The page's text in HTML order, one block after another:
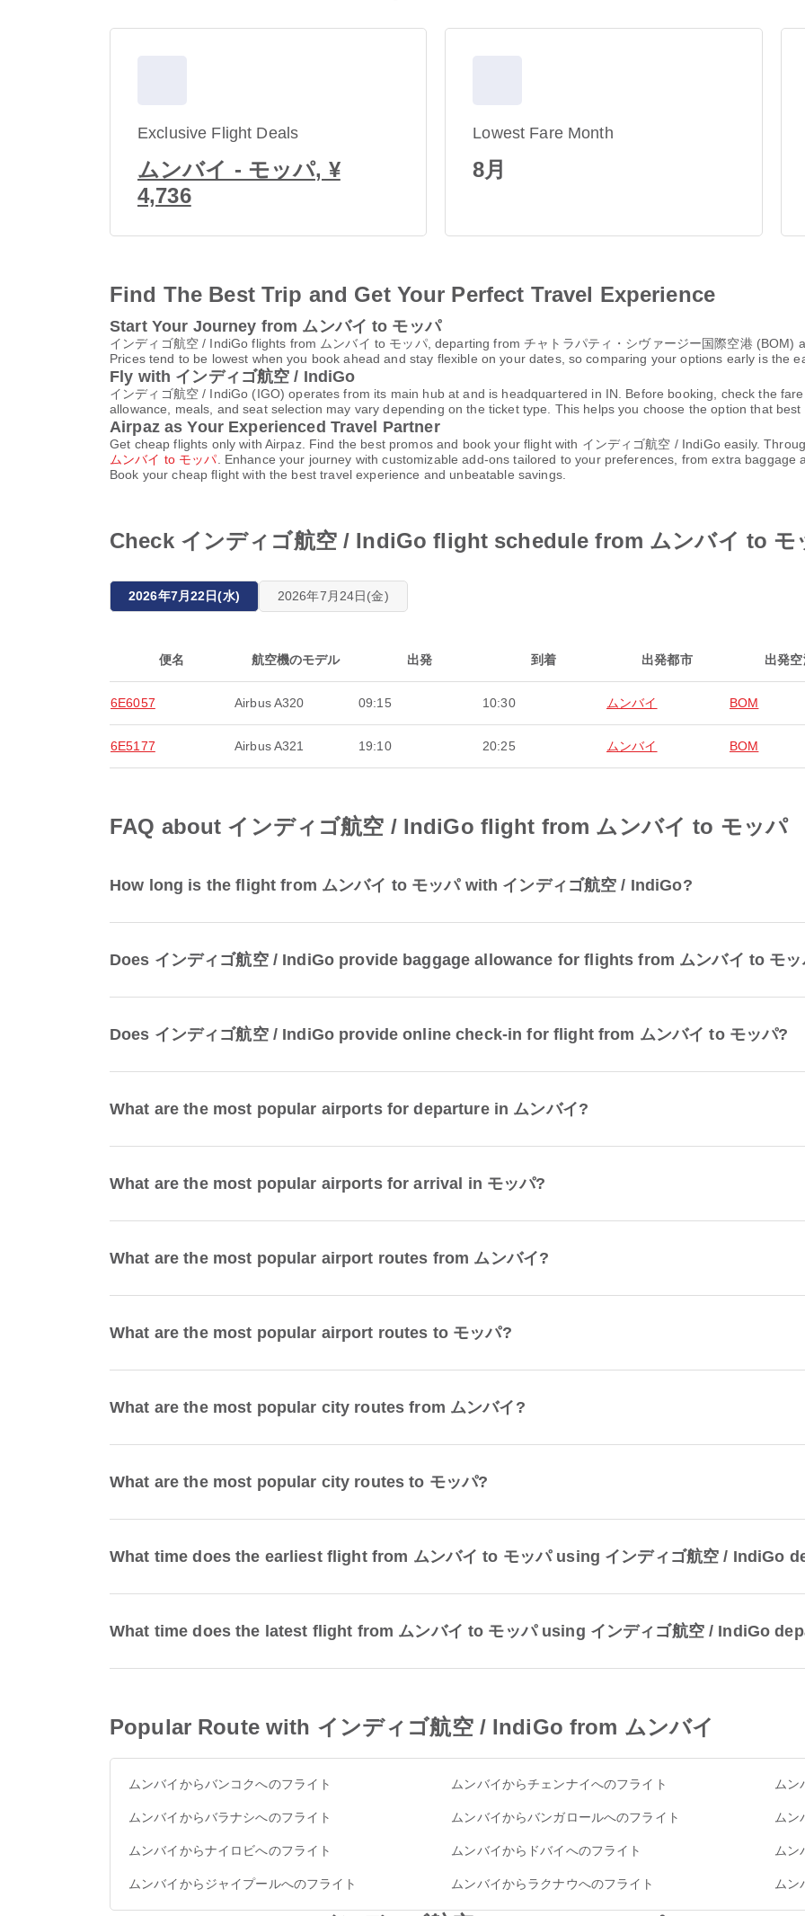
Exclusive Flight Deals
ムンバイ - モッパ, ¥
4,736
Lowest Fare Month
8月
Find The Best Trip and Get Your Perfect Travel Experience
Start Your Journey from ムンバイ to モッパ
インディゴ航空 / IndiGo flights from ムンバイ to モッパ, departing from チャトラパティ・シヴァージー国際空港 (BOM)
Prices tend to be lowest when you book ahead and stay flexible on your dates, so comparing your options early is the
Fly with インディゴ航空 / IndiGo
インディゴ航空 / IndiGo (IGO) operates from its main hub at and is headquartered in IN. Before booking, check the
allowance, meals, and seat selection may vary depending on the ticket type. This helps you choose the option that best
Airpaz as Your Experienced Travel Partner
Get cheap flights only with Airpaz. Find the best promos and book your flight with インディゴ航空 / IndiGo easily.
ムンバイ to モッパ . Enhance your journey with customizable add-ons tailored to your preferences, from extra baggage
Book your cheap flight with the best travel experience and unbeatable savings.
Check インディゴ航空 / IndiGo flight schedule from ムンバイ to モ
2026年7月22日(水) 2026年7月24日(金)
便名 航空機のモデル 出発 到着 出発都市 出発
6E6057 Airbus A320 09:15 10:30 ムンバイ BOM
6E5177 Airbus A321 19:10 20:25 ムンバイ BOM
FAQ about インディゴ航空 / IndiGo flight from ムンバイ to モッパ
How long is the flight from ムンバイ to モッパ with インディゴ航空 / IndiGo?
Does インディゴ航空 / IndiGo provide baggage allowance for flights from ムンバイ to モッ
Does インディゴ航空 / IndiGo provide online check-in for flight from ムンバイ to モッパ?
What are the most popular airports for departure in ムンバイ?
What are the most popular airports for arrival in モッパ?
What are the most popular airport routes from ムンバイ?
What are the most popular airport routes to モッパ?
What are the most popular city routes from ムンバイ?
What are the most popular city routes to モッパ?
What time does the earliest flight from ムンバイ to モッパ using インディゴ航空 / IndiGo
What time does the latest flight from ムンバイ to モッパ using インディゴ航空 / IndiGo
Popular Route with インディゴ航空 / IndiGo from ムンバイ
ムンバイからバンコクへのフライト ムンバイからチェンナイへのフライト ムン
ムンバイからバラナシへのフライト ムンバイからバンガロールへのフライト ムン
ムンバイからナイロビへのフライト ムンバイからドバイへのフライト ムン
ムンバイからジャイプールへのフライト ムンバイからラクナウへのフライト ムン